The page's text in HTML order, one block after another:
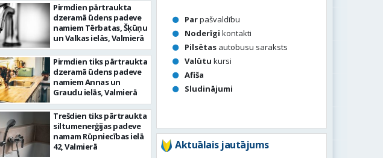
Pirmdien pārtraukta
dzeramā ūdens padeve
namiem Tērbatas, Šķūņu
un Valkas ielās, Valmierā
Pirmdien tiks pārtraukta
dzeramā ūdens padeve
namiem Annas un
Graudu ielās, Valmierā
Trešdien tiks pārtraukta
siltumenerģijas padeve
namam Rūpniecības ielā
42, Valmierā
Parpašvaldību
Noderīgi kontakti
Pilsētas autobusu saraksts
Valūtu kursi
Afiša
Sludinājumi
Aktuālais jautājums